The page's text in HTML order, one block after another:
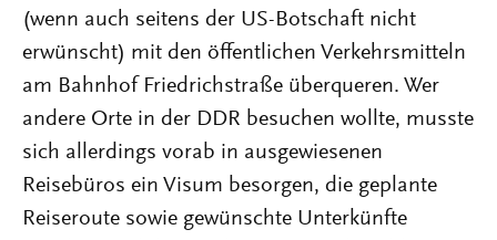
(wenn auch seitens der US-Botschaft nicht
erwünscht) mit den öffentlichen Verkehrsmitteln
am Bahnhof Friedrichstraße überqueren. Wer
andere Orte in der DDR besuchen wollte, musste
sich allerdings vorab in ausgewiesenen
Reisebüros ein Visum besorgen, die geplante
Reiseroute sowie gewünschte Unterkünfte